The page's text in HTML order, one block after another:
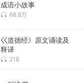
成语小故事
68.8万
巜道德经》原文诵读及
释译
218